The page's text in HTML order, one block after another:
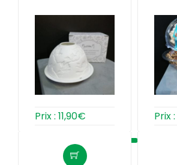
Prix : 11,90€ Prix :